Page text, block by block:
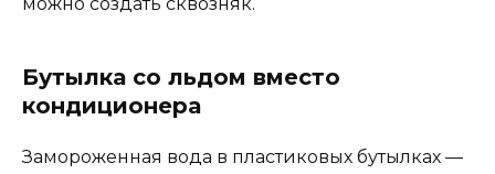
Бутылка со льдом вместо
кондиционера
Замороженная вода в пластиковых бутылках —